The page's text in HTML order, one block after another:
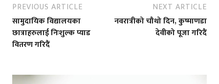
PREVIOUS ARTICLE
सामुदायिक विद्यालयका
छात्राहरुलाई निःशुल्क प्याड
वितरण गरिदैं
NEXT ARTICLE
नवरात्रीको चौथो दिन, कुष्माणडा
देवीको पूजा गरिदैं